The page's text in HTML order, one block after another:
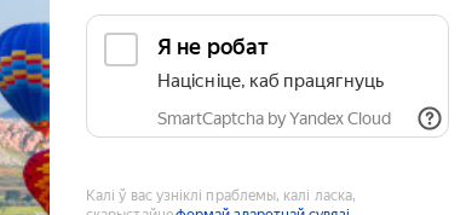
Я не робат
Націсніце, каб працягнуць
SmartCaptcha by Yandex Cloud
Калі ў вас узніклі праблемы, калі ласка,